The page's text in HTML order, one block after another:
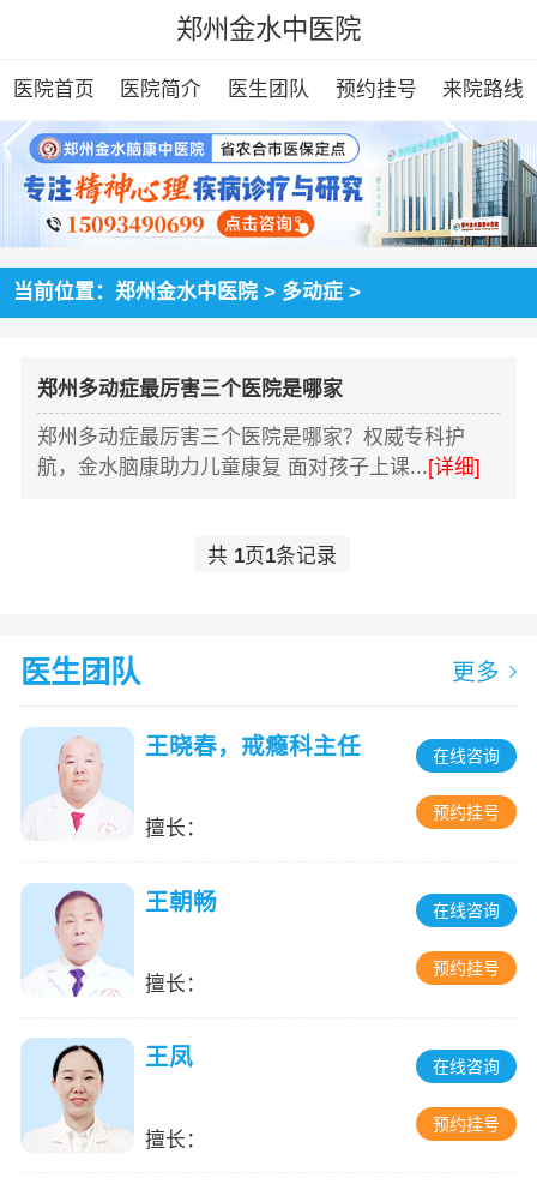
郑州金水中医院
医院首页 医院简介 医生团队 预约挂号 来院路线
当前位置：郑州金水中医院 > 多动症 >
郑州多动症最厉害三个医院是哪家
郑州多动症最厉害三个医院是哪家？权威专科护
航，金水脑康助力儿童康复 面对孩子上课...[详细]
共 1页1条记录
医生团队 更多
王晓春，戒瘾科主任
擅长：
在线咨询
预约挂号
王朝畅
擅长：
在线咨询
预约挂号
王凤
擅长：
在线咨询
预约挂号